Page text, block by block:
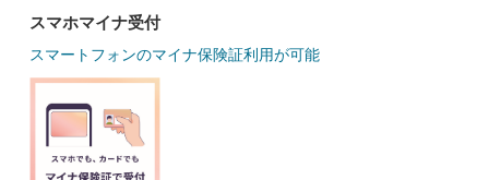
スマホマイナ受付
スマートフォンのマイナ保険証利用が可能